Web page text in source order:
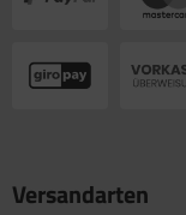
Versandarten